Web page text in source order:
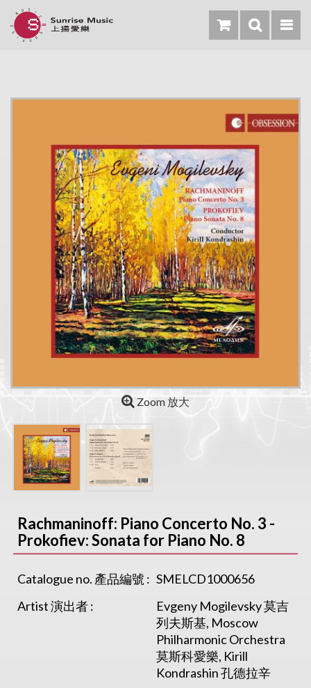
Zoom 放大
Rachmaninoff: Piano Concerto No. 3 -
Prokofiev: Sonata for Piano No. 8
Catalogue no. 產品編號 : SMELCD1000656
Artist 演出者 :
Evgeny Mogilevsky 莫吉
列夫斯基, Moscow
Philharmonic Orchestra
莫斯科愛樂, Kirill
Kondrashin 孔德拉辛